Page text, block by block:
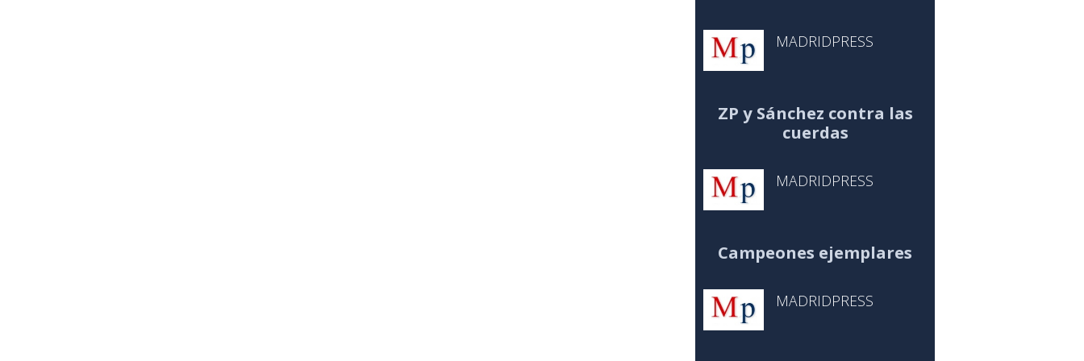
MADRIDPRESS
ZP y Sánchez contra las
cuerdas
MADRIDPRESS
Campeones ejemplares
MADRIDPRESS